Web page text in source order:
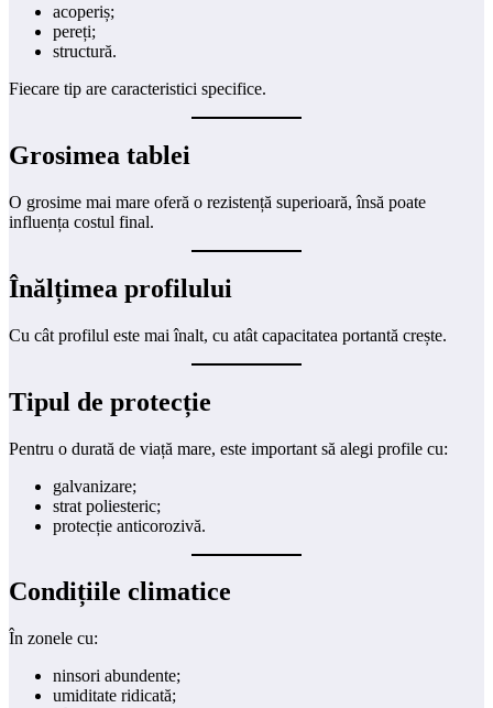
acoperiș;
pereți;
structură.
Fiecare tip are caracteristici specifice.
Grosimea tablei
O grosime mai mare oferă o rezistență superioară, însă poate
influența costul final.
Înălțimea profilului
Cu cât profilul este mai înalt, cu atât capacitatea portantă crește.
Tipul de protecție
Pentru o durată de viață mare, este important să alegi profile cu:
galvanizare;
strat poliesteric;
protecție anticorozivă.
Condițiile climatice
În zonele cu:
ninsori abundente;
umiditate ridicată;